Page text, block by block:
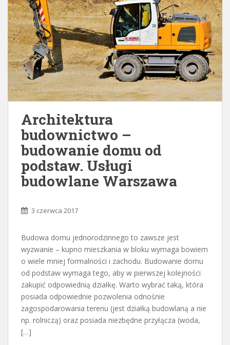
Architektura
budownictwo –
budowanie domu od
podstaw. Usługi
budowlane Warszawa
3 czerwca 2017
Budowa domu jednorodzinnego to zawsze jest
wyzwanie – kupno mieszkania w bloku wymaga bowiem
o wiele mniej formalności i zachodu. Budowanie domu
od podstaw wymaga tego, aby w pierwszej kolejności
zakupić odpowiednią działkę. Warto wybrać taką, która
posiada odpowiednie pozwolenia odnośnie
zagospodarowania terenu (jest działką budowlaną a nie
np. rolniczą) oraz posiada niezbędne przyłącza (woda,
[…]